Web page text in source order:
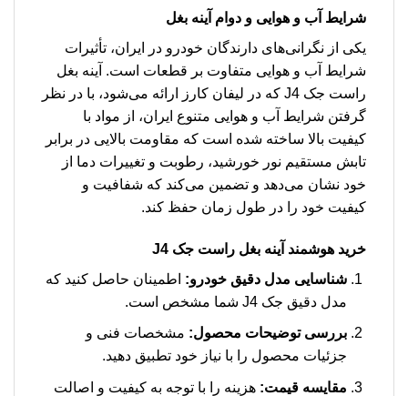
شرایط آب و هوایی و دوام آینه بغل
یکی از نگرانی‌های دارندگان خودرو در ایران، تأثیرات
شرایط آب و هوایی متفاوت بر قطعات است. آینه بغل
راست جک J4 که در لیفان کارز ارائه می‌شود، با در نظر
گرفتن شرایط آب و هوایی متنوع ایران، از مواد با
کیفیت بالا ساخته شده است که مقاومت بالایی در برابر
تابش مستقیم نور خورشید، رطوبت و تغییرات دما از
خود نشان می‌دهد و تضمین می‌کند که شفافیت و
کیفیت خود را در طول زمان حفظ کند.
خرید هوشمند آینه بغل راست جک J4
شناسایی مدل دقیق خودرو: اطمینان حاصل کنید که
مدل دقیق جک J4 شما مشخص است.
بررسی توضیحات محصول: مشخصات فنی و
جزئیات محصول را با نیاز خود تطبیق دهید.
مقایسه قیمت: هزینه را با توجه به کیفیت و اصالت